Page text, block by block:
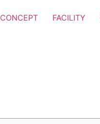
CONCEPT FACILITY